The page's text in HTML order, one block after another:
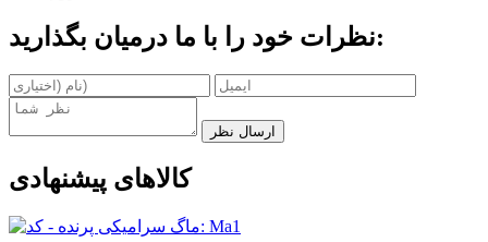
نظرات خود را با ما درمیان بگذارید:
ارسال نظر
کالاهای پیشنهادی